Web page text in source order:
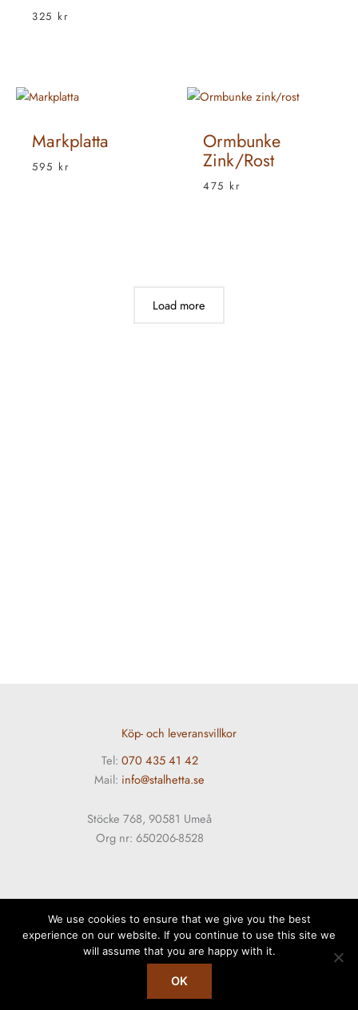
325 kr
Markplatta
595 kr
Ormbunke
Zink/rost
475 kr
Load more
Köp- och leveransvillkor
Tel: 070 435 41 42
Mail: info@stalhetta.se
Stöcke 768, 90581 Umeå
Org nr: 650206-8528
Copyright © 2026 Stålhetta
We use cookies to ensure that we give you the best
experience on our website. If you continue to use this site we
will assume that you are happy with it.
OK